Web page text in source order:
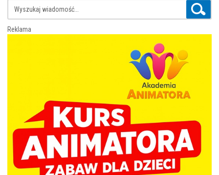
Reklama